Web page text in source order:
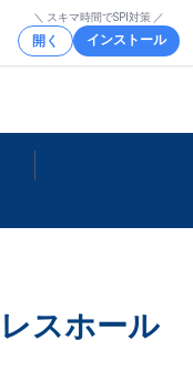
＼ スキマ時間でSPI対策 ／
開く インストール
スホール